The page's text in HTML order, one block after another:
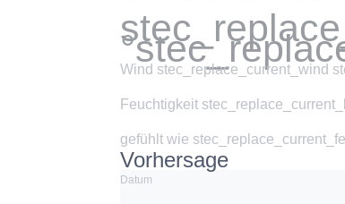
Wind stec_replace_current_wind
Feuchtigkeit
gefühlt wie
Vorhersage
Datum